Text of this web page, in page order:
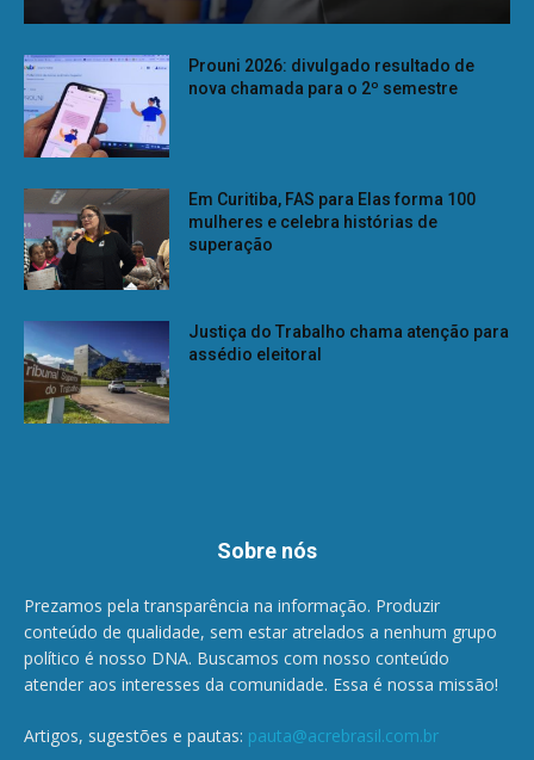
Prouni 2026: divulgado resultado de
nova chamada para o 2º semestre
Em Curitiba, FAS para Elas forma 100
mulheres e celebra histórias de
superação
Justiça do Trabalho chama atenção para
assédio eleitoral
Sobre nós
Prezamos pela transparência na informação. Produzir
conteúdo de qualidade, sem estar atrelados a nenhum grupo
político é nosso DNA. Buscamos com nosso conteúdo
atender aos interesses da comunidade. Essa é nossa missão!
Artigos, sugestões e pautas: pauta@acrebrasil.com.br